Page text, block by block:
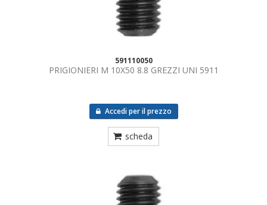
591110050
PRIGIONIERI M 10X50 8.8 GREZZI UNI 5911
Accedi per il prezzo
scheda